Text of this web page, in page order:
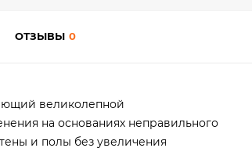
ОТЗЫВЫ 0
великолепной
на основаниях неправильного
и полы без увеличения